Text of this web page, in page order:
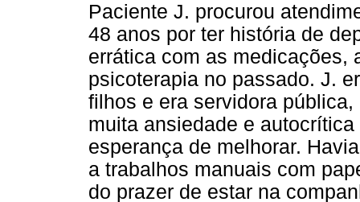
Paciente J. procurou
48 anos por ter história de
errática com as medicações,
psicoterapia no passado. J.
filhos e era servidora
muita ansiedade e
esperança de melhorar.
a trabalhos manuais com
do prazer de estar na